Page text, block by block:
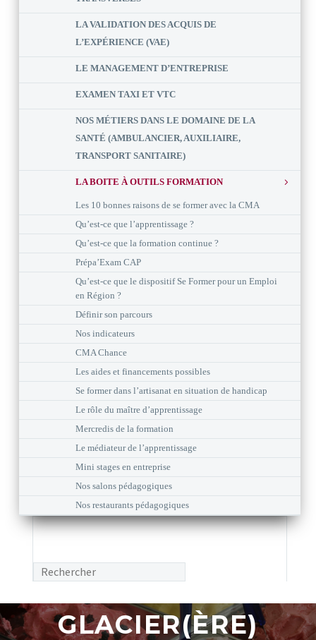
LA VALIDATION DES ACQUIS DE
L’EXPÉRIENCE (VAE)
LE MANAGEMENT D’ENTREPRISE
EXAMEN TAXI ET VTC
NOS MÉTIERS DANS LE DOMAINE DE LA
SANTÉ (AMBULANCIER, AUXILIAIRE,
TRANSPORT SANITAIRE)
LA BOITE À OUTILS FORMATION
Les 10 bonnes raisons de se former avec la CMA
Qu’est-ce que l’apprentissage ?
Qu’est-ce que la formation continue ?
Prépa’Exam CAP
Qu’est-ce que le dispositif Se Former pour un Emploi
en Région ?
Définir son parcours
Nos indicateurs
CMA Chance
Les aides et financements possibles
Se former dans l’artisanat en situation de handicap
Le rôle du maître d’apprentissage
Mercredis de la formation
Le médiateur de l’apprentissage
Mini stages en entreprise
Nos salons pédagogiques
Nos restaurants pédagogiques
GLACIER(ÈRE)